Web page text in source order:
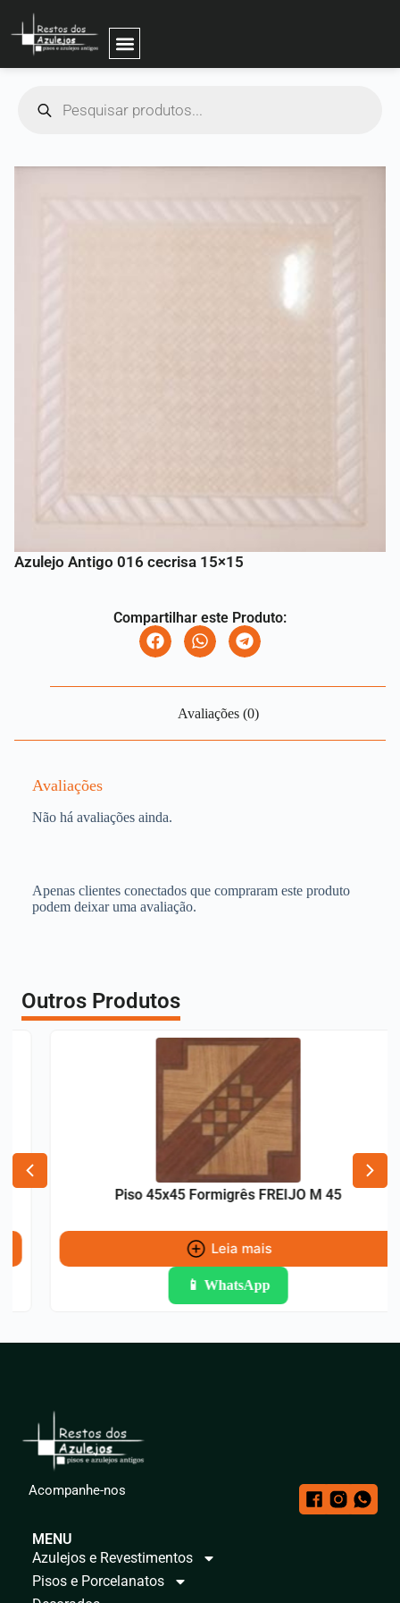
Azulejo Antigo 016 cecrisa 15×15
Compartilhar este Produto:
Avaliações (0)
Avaliações
Não há avaliações ainda.
Apenas clientes conectados que compraram este produto
podem deixar uma avaliação.
Outros Produtos
Piso 45x45 Formigrês FREIJO M 45
Leia mais
📱 WhatsApp
Acompanhe-nos
MENU
Azulejos e Revestimentos
Pisos e Porcelanatos